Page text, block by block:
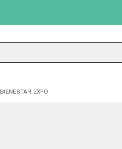
BIENESTAR EXPO